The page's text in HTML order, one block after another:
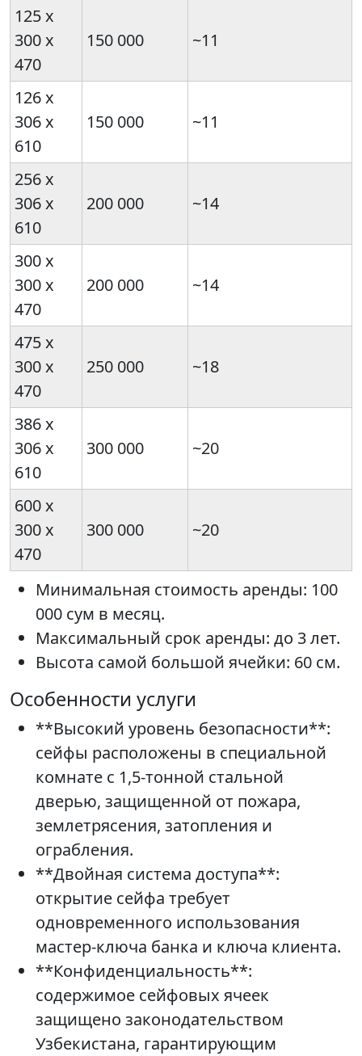
125 х
300 х
470
150 000 ~11
126 х
306 х
610
150 000 ~11
256 х
306 х
610
200 000 ~14
300 х
300 х
470
200 000 ~14
475 х
300 х
470
250 000 ~18
386 х
306 х
610
300 000 ~20
600 х
300 х
470
300 000 ~20
Минимальная стоимость аренды: 100
000 сум в месяц.
Максимальный срок аренды: до 3 лет.
Высота самой большой ячейки: 60 см.
Особенности услуги
**Высокий уровень безопасности**:
сейфы расположены в специальной
комнате с 1,5-тонной стальной
дверью, защищенной от пожара,
землетрясения, затопления и
ограбления.
**Двойная система доступа**:
открытие сейфа требует
одновременного использования
мастер-ключа банка и ключа клиента.
**Конфиденциальность**:
содержимое сейфовых ячеек
защищено законодательством
Узбекистана, гарантирующим